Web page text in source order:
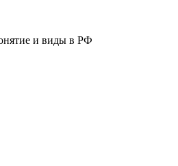
и виды в РФ